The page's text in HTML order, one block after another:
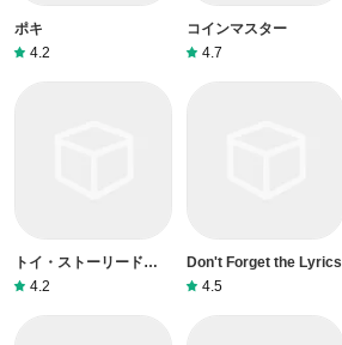
ポキ
4.2
コインマスター
4.7
トイ・ストーリードロッ
プ！
4.2
Don't Forget the Lyrics
4.5